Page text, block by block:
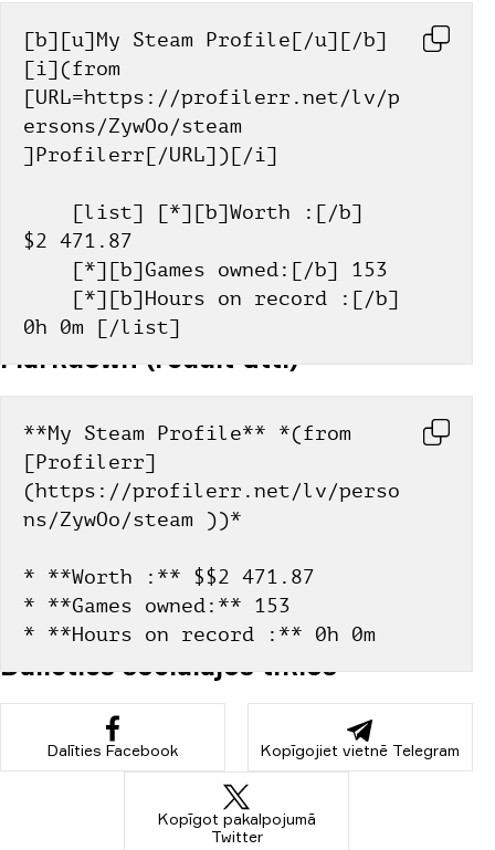
[b][u]My Steam Profile[/u][/b]
[i](from
[URL=https://profilerr.net/lv/p
ersons/ZywOo/steam
]Profilerr[/URL])[/i]
$2 471.87
    [*][b]Games owned:[/b] 153
0h 0m [/list]
Markdown (reddit utt.)
**My Steam Profile** *(from
[Profilerr]
(https://profilerr.net/lv/perso
ns/ZywOo/steam ))*
* **Worth :** $$2 471.87
* **Games owned:** 153
* **Hours on record :** 0h 0m
Dalieties sociālajos tīklos
Dalīties Facebook Kopīgojiet vietnē Telegram
Kopīgot pakalpojumā
Twitter